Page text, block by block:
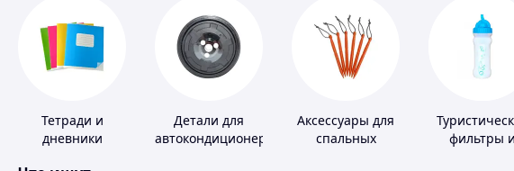
Тетради и
дневники
Детали для
автокондиционеров
Аксессуары для
спальных
фильтры и